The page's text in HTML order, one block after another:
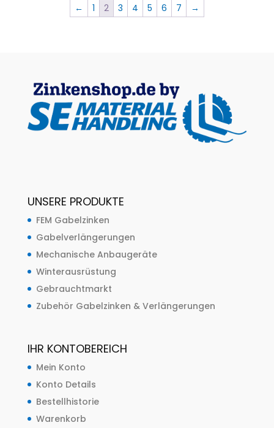
← 1 2 3 4 5 6 7 →
UNSERE PRODUKTE
FEM Gabelzinken
Gabelverlängerungen
Mechanische Anbaugeräte
Winterausrüstung
Gebrauchtmarkt
Zubehör Gabelzinken & Verlängerungen
IHR KONTOBEREICH
Mein Konto
Konto Details
Bestellhistorie
Warenkorb